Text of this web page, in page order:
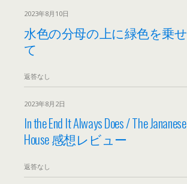
2023年8月10日
水色の分母の上に緑色を乗せ
て
返答なし
2023年8月2日
In the End It Always Does / The Jananese
House 感想レビュー
返答なし